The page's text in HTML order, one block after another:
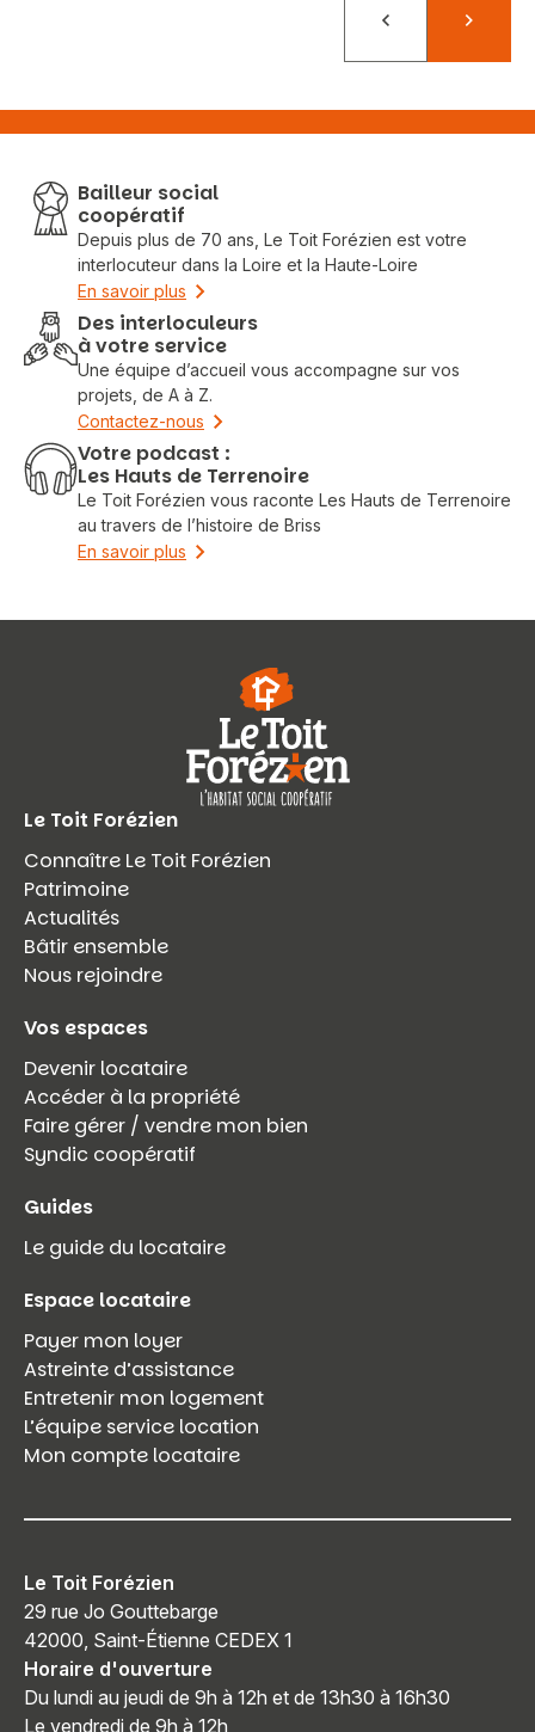
PrécédentSuivant
Bailleur social
coopératif
Depuis plus de 70 ans, Le Toit Forézien est votre
interlocuteur dans la Loire et la Haute-Loire
En savoir plus
Des interloculeurs
à votre service
Une équipe d’accueil vous accompagne sur vos
projets, de A à Z.
Contactez-nous
Votre podcast :
Les Hauts de Terrenoire
Le Toit Forézien vous raconte Les Hauts de Terrenoire
au travers de l’histoire de Briss
En savoir plus
Le Toit Forézien
Connaître Le Toit Forézien
Patrimoine
Actualités
Bâtir ensemble
Nous rejoindre
Vos espaces
Devenir locataire
Accéder à la propriété
Faire gérer / vendre mon bien
Syndic coopératif
Guides
Le guide du locataire
Espace locataire
Payer mon loyer
Astreinte d’assistance
Entretenir mon logement
L’équipe service location
Mon compte locataire
Le Toit Forézien
29 rue Jo Gouttebarge
42000, Saint-Étienne CEDEX 1
Horaire d'ouverture
Du lundi au jeudi de 9h à 12h et de 13h30 à 16h30
Le vendredi de 9h à 12h